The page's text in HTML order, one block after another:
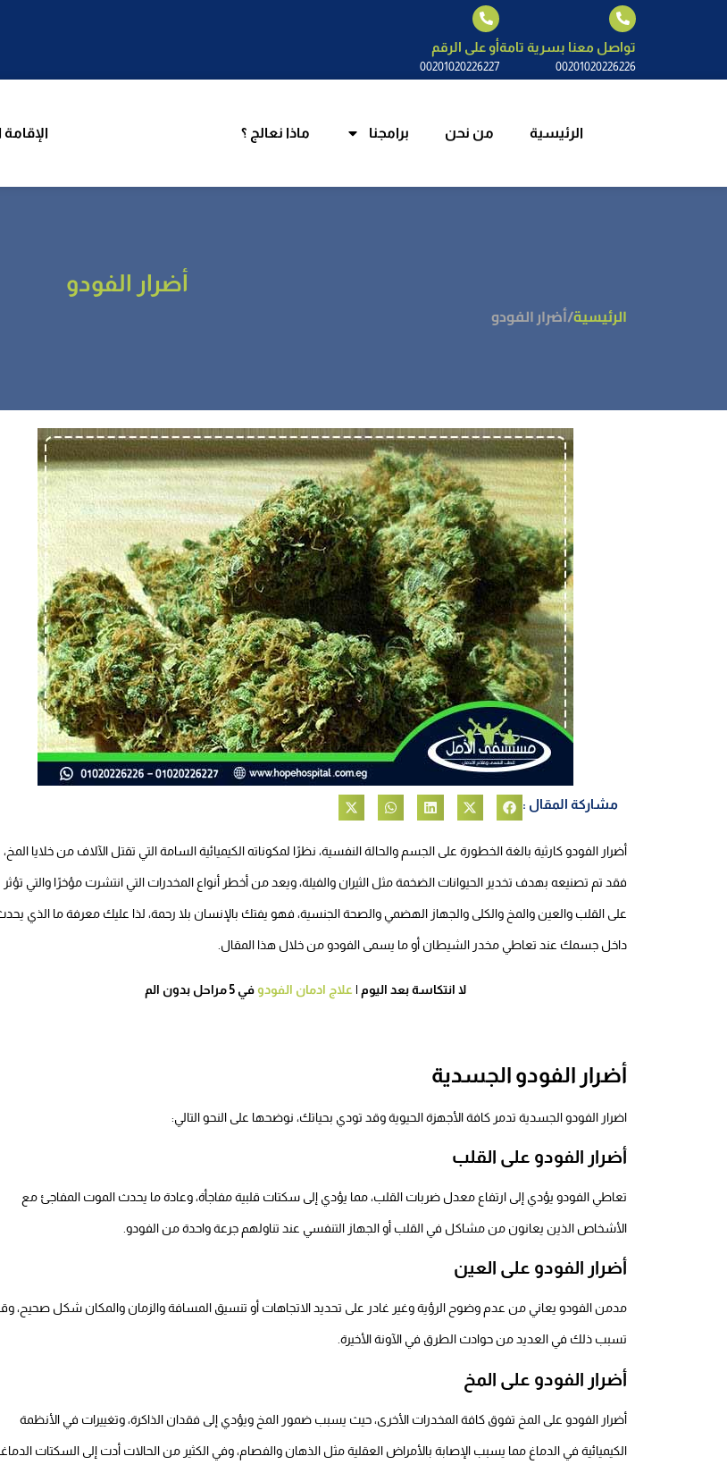
تواصل معنا بسرية تامة
00201020226226
أو على الرقم
00201020226227
الرئيسية من نحن برامجنا ماذا نعالج ؟ الإقامة
الإقامة
أضرار الفودو
الرئيسية/أضرار الفودو
مشاركة المقال :
أضرار الفودو كارثية بالغة الخطورة على الجسم والحالة النفسية، نظرًا لمكوناته الكيميائية السامة التي تقتل الآلاف من خلايا المخ،
فقد تم تصنيعه بهدف تخدير الحيوانات الضخمة مثل الثيران والفيلة، ويعد من أخطر أنواع المخدرات التي انتشرت مؤخرًا والتي تؤثر
على القلب والعين والمخ والكلى والجهاز الهضمي والصحة الجنسية، فهو يفتك بالإنسان بلا رحمة، لذا عليك معرفة ما الذي
داخل جسمك عند تعاطي مخدر الشيطان أو ما يسمى الفودو من خلال هذا المقال.
لا انتكاسة بعد اليوم | علاج ادمان الفودوفي 5 مراحل بدون الم
أضرار الفودو الجسدية
اضرار الفودو الجسدية تدمر كافة الأجهزة الحيوية وقد تودي بحياتك، نوضحها على النحو التالي:
أضرار الفودو على القلب
تعاطي الفودو يؤدي إلى ارتفاع معدل ضربات القلب، مما يؤدي إلى سكتات قلبية مفاجأة، وعادة ما يحدث الموت المفاجئ مع
الأشخاص الذين يعانون من مشاكل في القلب أو الجهاز التنفسي عند تناولهم جرعة واحدة من الفودو.
أضرار الفودو على العين
مدمن الفودو يعاني من عدم وضوح الرؤية وغير غادر على تحديد الاتجاهات أو تنسيق المسافة والزمان والمكان شكل صحيح،
تسبب ذلك في العديد من حوادث الطرق في الآونة الأخيرة.
أضرار الفودو على المخ
أضرار الفودو على المخ تفوق كافة المخدرات الأخرى، حيث يسبب ضمور المخ ويؤدي إلى فقدان الذاكرة، وتغييرات في الأنظمة
الكيميائية في الدماغ مما يسبب الإصابة بالأمراض العقلية مثل الذهان والفصام، وفي الكثير من الحالات أدت إلى السكتات